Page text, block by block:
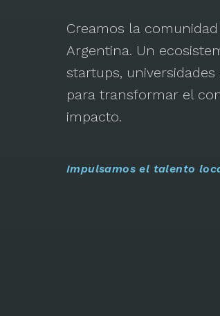
Creamos la
Argentina. Un
startups,
para transformar el
impacto.
Impulsamos el talento